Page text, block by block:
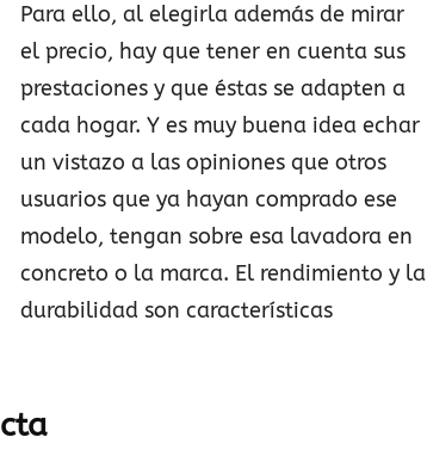
Para ello, al elegirla además de mirar
el precio, hay que tener en cuenta sus
prestaciones y que éstas se adapten a
cada hogar. Y es muy buena idea echar
un vistazo a las opiniones que otros
usuarios que ya hayan comprado ese
modelo, tengan sobre esa lavadora en
concreto o la marca. El rendimiento y la
durabilidad son características